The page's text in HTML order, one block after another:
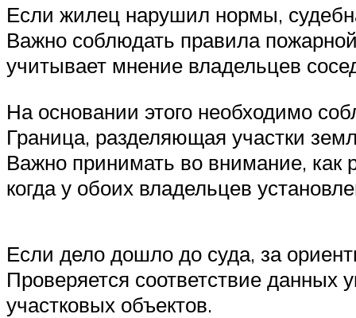
Если жилец нарушил нормы,
Важно соблюдать правила
учитывает мнение владельцев
На основании этого необходимо
Граница, разделяющая участки
Важно принимать во внимание, как
когда у обоих владельцев
Если дело дошло до суда, за
Проверяется соответствие
участковых объектов.